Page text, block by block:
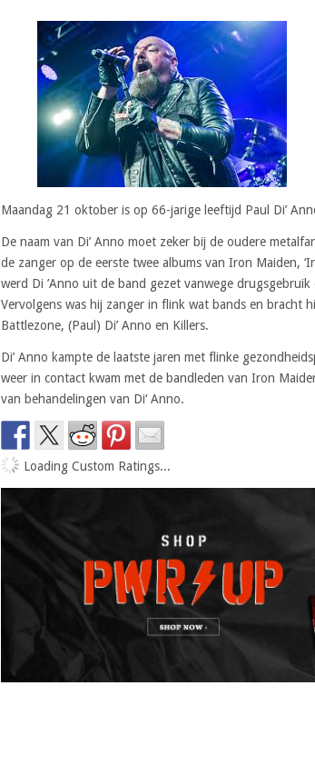
Maandag 21 oktober is op 66-jarige leeftijd Paul Di’
De naam van Di’ Anno moet zeker bij de oudere
de zanger op de eerste twee albums van Iron Maiden,
werd Di ’Anno uit de band gezet vanwege
Vervolgens was hij zanger in flink wat bands en bracht
Battlezone, (Paul) Di’ Anno en Killers.
Di’ Anno kampte de laatste jaren met flinke
weer in contact kwam met de bandleden van Iron
van behandelingen van Di‘ Anno.
Loading Custom Ratings...